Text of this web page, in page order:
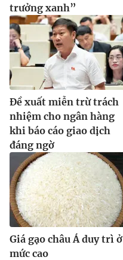
trưởng xanh”
Đề xuất miễn trừ trách
nhiệm cho ngân hàng
khi báo cáo giao dịch
đáng ngờ
Giá gạo châu Á duy trì ở
mức cao